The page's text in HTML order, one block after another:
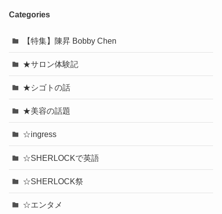
Categories
【特集】陳昇 Bobby Chen
★サロン体験記
★シゴトの話
★美容の話題
☆ingress
☆SHERLOCKで英語
☆SHERLOCK祭
☆エンタメ